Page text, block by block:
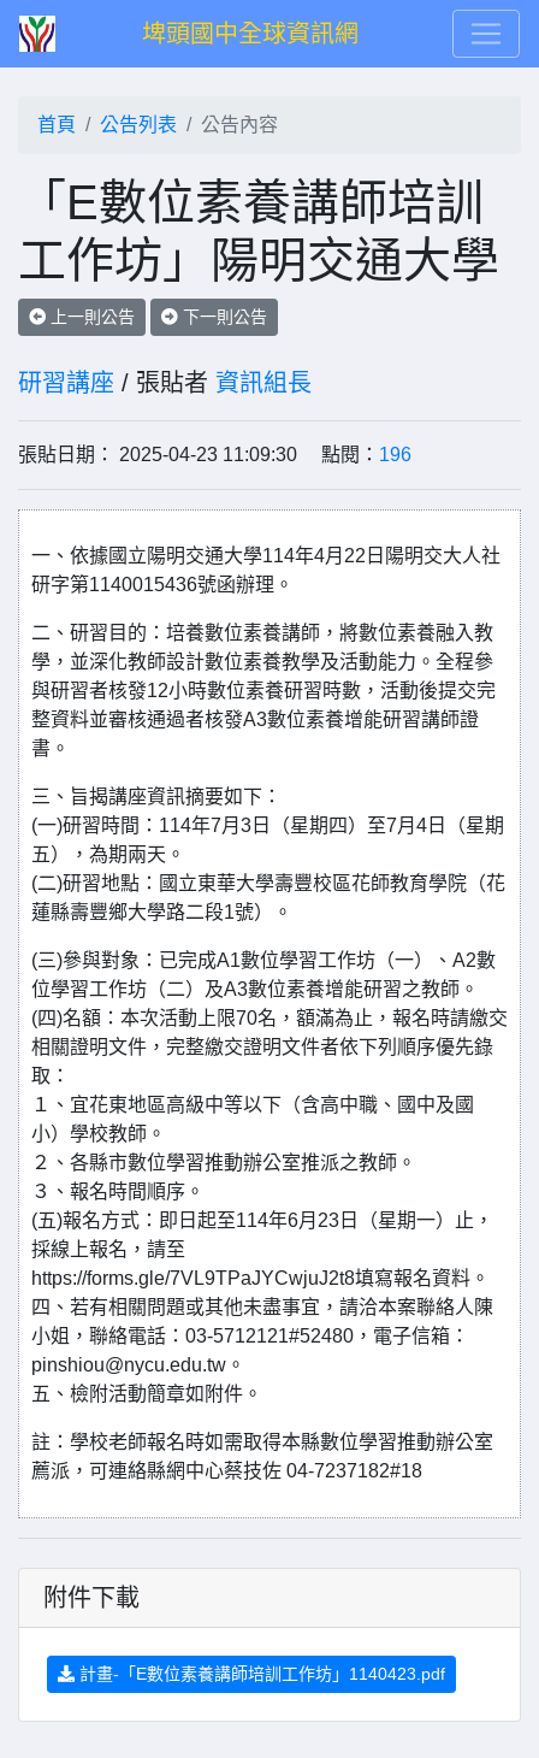
埤頭國中全球資訊網
首頁 公告列表 公告內容
「E數位素養講師培訓
工作坊」陽明交通大學
上一則公告 下一則公告
研習講座 / 張貼者 資訊組長
張貼日期： 2025-04-23 11:09:30 點閱： 196
一、依據國立陽明交通大學114年4月22日陽明交大人社
研字第1140015436號函辦理。
二、研習目的：培養數位素養講師，將數位素養融入教
學，並深化教師設計數位素養教學及活動能力。全程參
與研習者核發12小時數位素養研習時數，活動後提交完
整資料並審核通過者核發A3數位素養增能研習講師證
書。
三、旨揭講座資訊摘要如下：
(一)研習時間：114年7月3日（星期四）至7月4日（星期
五），為期兩天。
(二)研習地點：國立東華大學壽豐校區花師教育學院（花
蓮縣壽豐鄉大學路二段1號）。
(三)參與對象：已完成A1數位學習工作坊（一）、A2數
位學習工作坊（二）及A3數位素養增能研習之教師。
(四)名額：本次活動上限70名，額滿為止，報名時請繳交
相關證明文件，完整繳交證明文件者依下列順序優先錄
取：
１、宜花東地區高級中等以下（含高中職、國中及國
小）學校教師。
２、各縣市數位學習推動辦公室推派之教師。
３、報名時間順序。
(五)報名方式：即日起至114年6月23日（星期一）止，
採線上報名，請至
https://forms.gle/7VL9TPaJYCwjuJ2t8填寫報名資料。
四、若有相關問題或其他未盡事宜，請洽本案聯絡人陳
小姐，聯絡電話：03-5712121#52480，電子信箱：
pinshiou@nycu.edu.tw。
五、檢附活動簡章如附件。
註：學校老師報名時如需取得本縣數位學習推動辦公室
薦派，可連絡縣網中心蔡技佐 04-7237182#18
附件下載
計畫-「E數位素養講師培訓工作坊」1140423.pdf